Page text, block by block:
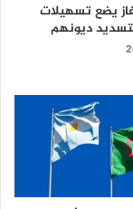
يضع تسهيلات
ديونهم